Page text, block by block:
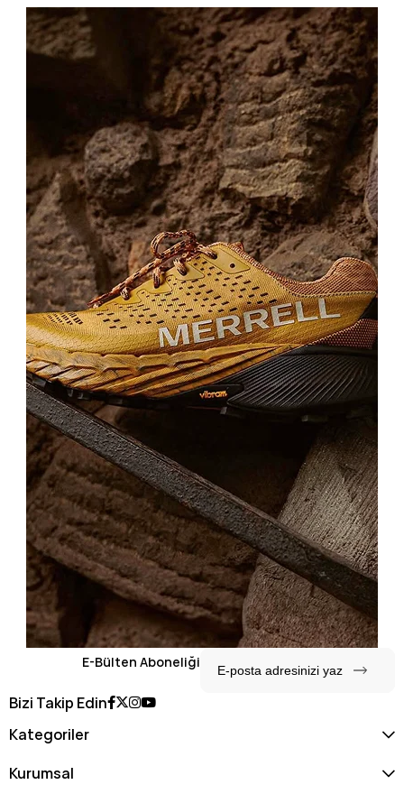
E-Bülten Aboneliği
Bizi Takip Edin
Kategoriler
Kurumsal